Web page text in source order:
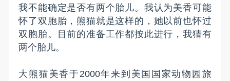
我不能确定是否有两个胎儿。我认为美香可能
怀了双胞胎，熊猫就是这样的，她以前也怀过
双胞胎。目前的准备工作都按此进行，我猜有
两个胎儿。
大熊猫美香于2000年来到美国国家动物园旅